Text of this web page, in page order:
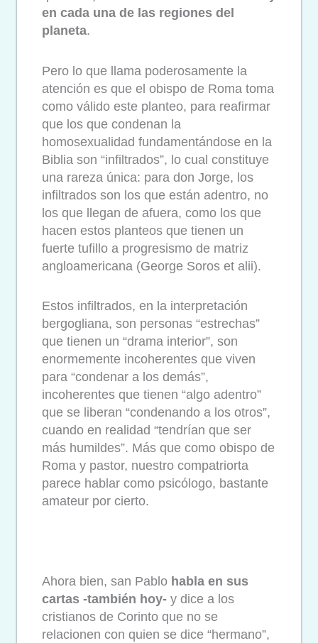
en cada una de las regiones del
planeta.
Pero lo que llama poderosamente la
atención es que el obispo de Roma toma
como válido este planteo, para reafirmar
que los que condenan la
homosexualidad fundamentándose en la
Biblia son “infiltrados”, lo cual constituye
una rareza única: para don Jorge, los
infiltrados son los que están adentro, no
los que llegan de afuera, como los que
hacen estos planteos que tienen un
fuerte tufillo a progresismo de matriz
angloamericana (George Soros et alii).
Estos infiltrados, en la interpretación
bergogliana, son personas “estrechas”
que tienen un “drama interior”, son
enormemente incoherentes que viven
para “condenar a los demás”,
incoherentes que tienen “algo adentro”
que se liberan “condenando a los otros”,
cuando en realidad “tendrían que ser
más humildes”. Más que como obispo de
Roma y pastor, nuestro compatriorta
parece hablar como psicólogo, bastante
amateur por cierto.
Ahora bien, san Pablo habla en sus
cartas -también hoy- y dice a los
cristianos de Corinto que no se
relacionen con quien se dice “hermano”,